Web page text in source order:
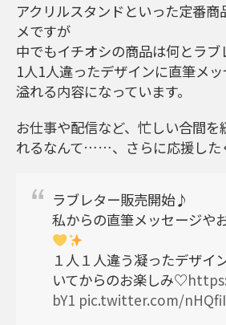
アクリルスタンドといった定番
メですが
中でもイチオシの商品は何とラブ
1人1人違ったデザインに直筆メ
溢れる内容になっています。
お仕事や配信など、忙しい合間を
れるなんて……、さらに応援した
ラブレター販売開始♪
私からの直筆メッセージや
１人１人違う凝ったデザイ
いてからのお楽しみ♡
bY1 pic.twitter.com/